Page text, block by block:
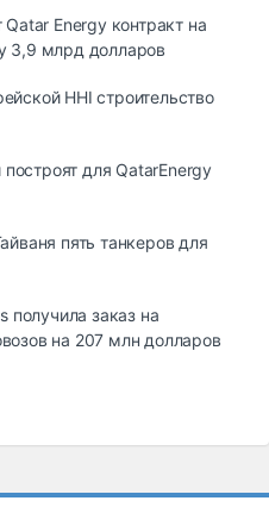
шины
и
Energy контракт на
3,9 млрд долларов
HHI строительство
для QatarEnergy
пять танкеров для
получила заказ на
на 207 млн долларов